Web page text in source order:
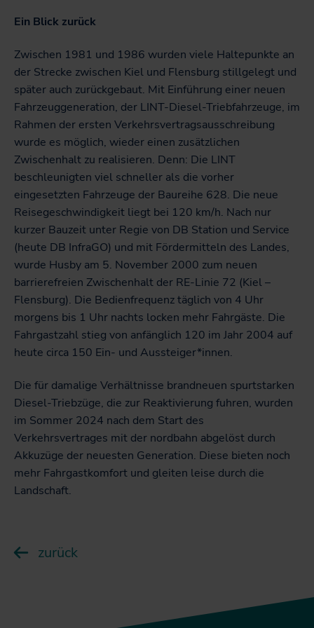
Ein Blick zurück
Zwischen 1981 und 1986 wurden viele Haltepunkte an
der Strecke zwischen Kiel und Flensburg stillgelegt und
später auch zurückgebaut. Mit Einführung einer neuen
Fahrzeuggeneration, der LINT-Diesel-Triebfahrzeuge, im
Rahmen der ersten Verkehrsvertragsausschreibung
wurde es möglich, wieder einen zusätzlichen
Zwischenhalt zu realisieren. Denn: Die LINT
beschleunigten viel schneller als die vorher
eingesetzten Fahrzeuge der Baureihe 628. Die neue
Reisegeschwindigkeit liegt bei 120 km/h. Nach nur
kurzer Bauzeit unter Regie von DB Station und Service
(heute DB InfraGO) und mit Fördermitteln des Landes,
wurde Husby am 5. November 2000 zum neuen
barrierefreien Zwischenhalt der RE-Linie 72 (Kiel –
Flensburg). Die Bedienfrequenz täglich von 4 Uhr
morgens bis 1 Uhr nachts locken mehr Fahrgäste. Die
Fahrgastzahl stieg von anfänglich 120 im Jahr 2004 auf
heute circa 150 Ein- und Aussteiger*innen.
Die für damalige Verhältnisse brandneuen spurtstarken
Diesel-Triebzüge, die zur Reaktivierung fuhren, wurden
im Sommer 2024 nach dem Start des
Verkehrsvertrages mit der nordbahn abgelöst durch
Akkuzüge der neuesten Generation. Diese bieten noch
mehr Fahrgastkomfort und gleiten leise durch die
Landschaft.
zurück